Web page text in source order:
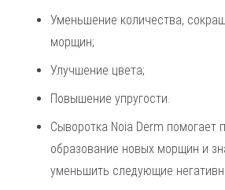
Уменьшение количества,
морщин;
Улучшение цвета;
Повышение упругости.
Сыворотка Noia Derm помогает
образование новых морщин и
уменьшить следующие